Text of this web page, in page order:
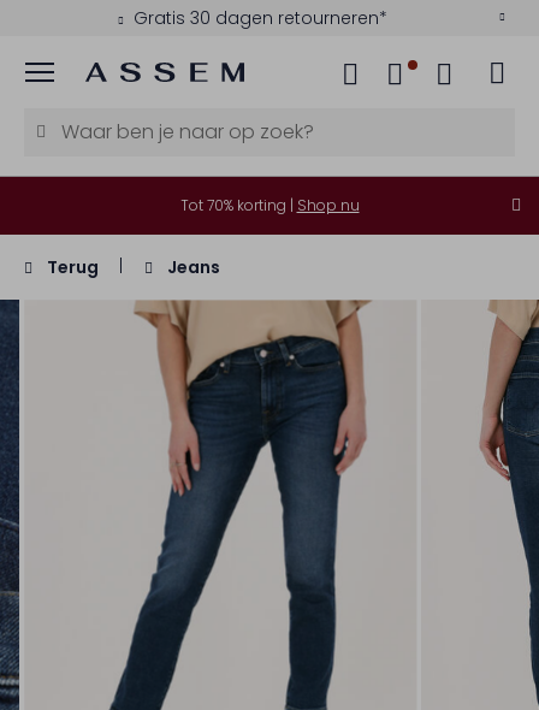
Gratis 30 dagen retourneren*
Menu
Tot 70% korting | Shop nu
Terug Jeans